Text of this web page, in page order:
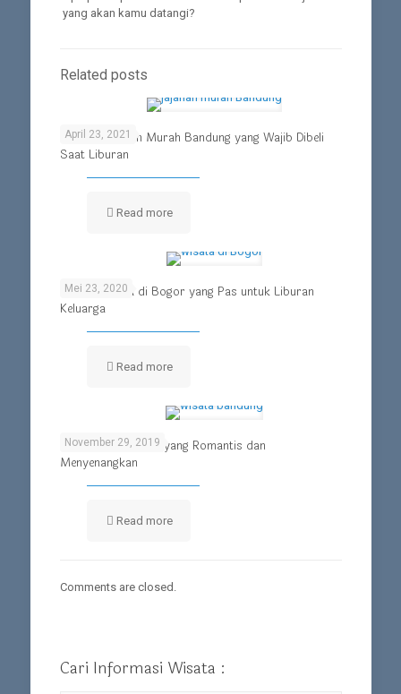
yang akan kamu datangi?
Related posts
April 23, 2021
Deretan Jajanan Murah Bandung yang Wajib Dibeli
Saat Liburan
Read more
Mei 23, 2020
Pilihan Wisata di Bogor yang Pas untuk Liburan
Keluarga
Read more
November 29, 2019
Wisata di Bandung yang Romantis dan
Menyenangkan
Read more
Comments are closed.
Cari Informasi Wisata :